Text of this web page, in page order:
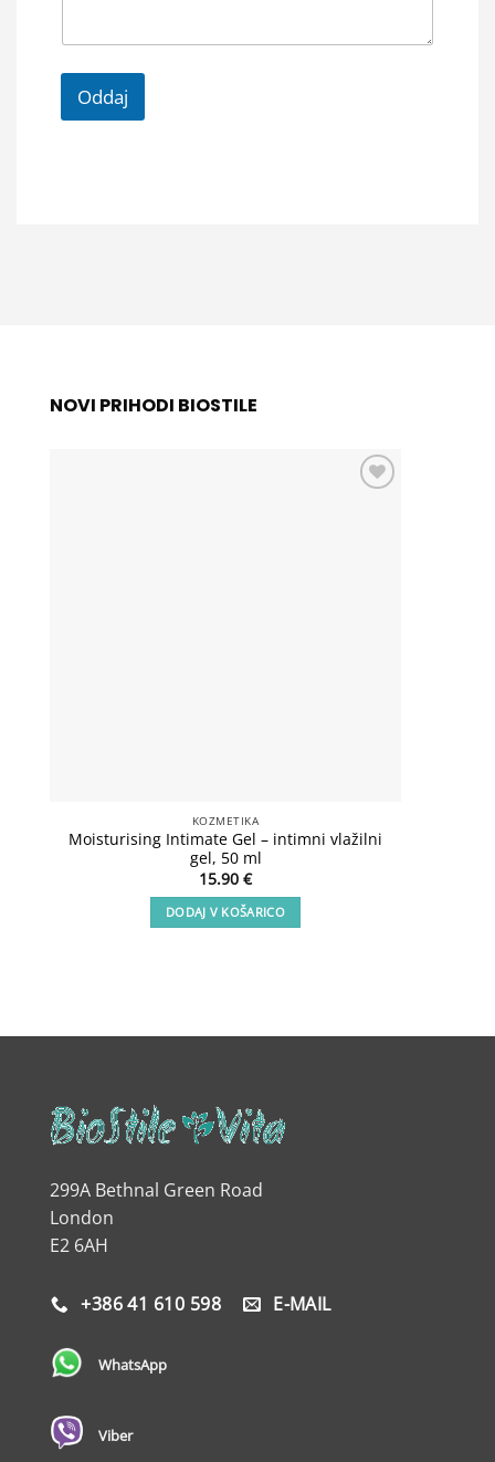
Oddaj
NOVI PRIHODI BIOSTILE
KOZMETIKA
Moisturising Intimate Gel – intimni vlažilni
gel, 50 ml
15.90 €
DODAJ V KOŠARICO
299A Bethnal Green Road
London
E2 6AH
+386 41 610 598 E-MAIL
WhatsApp
Viber